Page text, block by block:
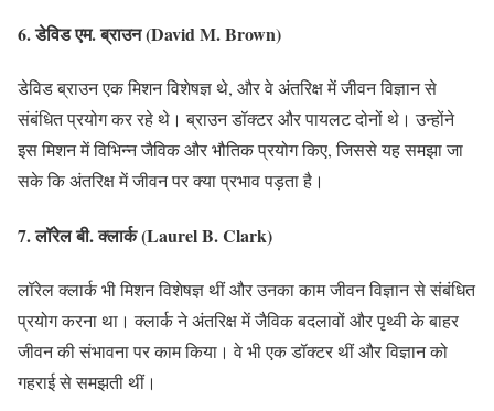
6.डेविड एम. ब्राउन (David M. Brown)
डेविड ब्राउन एक मिशन विशेषज्ञ थे, और वे अंतरिक्ष में जीवन विज्ञान से
संबंधित प्रयोग कर रहे थे। ब्राउन डॉक्टर और पायलट दोनों थे। उन्होंने
इस मिशन में विभिन्न जैविक और भौतिक प्रयोग किए, जिससे यह समझा जा
सके कि अंतरिक्ष में जीवन पर क्या प्रभाव पड़ता है।
7.लॉरेल बी. क्लार्क (Laurel B. Clark)
लॉरेल क्लार्क भी मिशन विशेषज्ञ थीं और उनका काम जीवन विज्ञान से संबंधित
प्रयोग करना था। क्लार्क ने अंतरिक्ष में जैविक बदलावों और पृथ्वी के बाहर
जीवन की संभावना पर काम किया। वे भी एक डॉक्टर थीं और विज्ञान को
गहराई से समझती थीं।